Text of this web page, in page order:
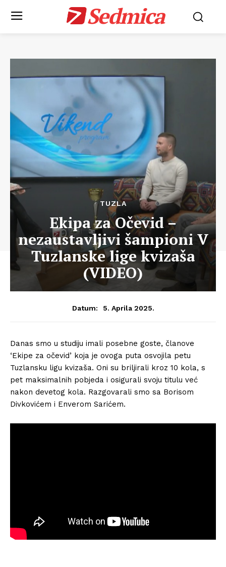
Sedmica
TUZLA
Ekipa za Očevid –
nezaustavljivi šampioni V
Tuzlanske lige kvizaša
(VIDEO)
Datum: 5. Aprila 2025.
Danas smo u studiju imali posebne goste, članove
‘Ekipe za očevid’ koja je ovoga puta osvojila petu
Tuzlansku ligu kvizaša. Oni su briljirali kroz 10 kola, s
pet maksimalnih pobjeda i osigurali svoju titulu već
nakon devetog kola. Razgovarali smo sa Borisom
Divkovićem i Enverom Sarićem.